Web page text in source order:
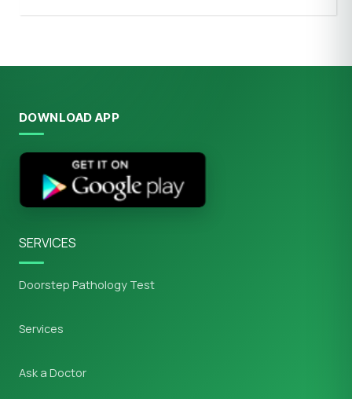
DOWNLOAD APP
SERVICES
Doorstep Pathology Test
Services
Ask a Doctor